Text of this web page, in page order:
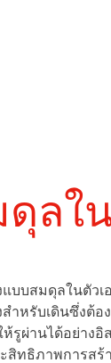
ลใ
แบบสมดุลในตัว
สำหรับเดินซึ่งต้
ห้รูผ่านได้อย่าง
สิทธิภาพการสร้